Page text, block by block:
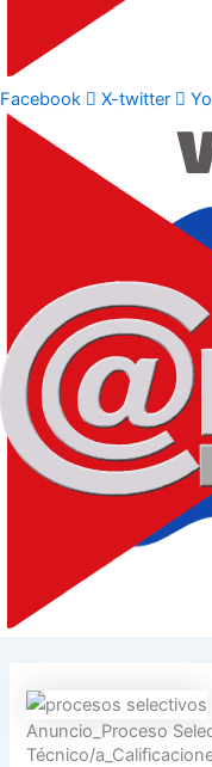
Facebook X-twitter
Anuncio_Proceso
Técnico/